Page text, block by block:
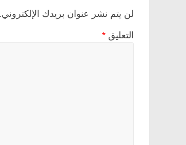
لن يتم نشر عنوان بريدك الإلكتروني.
التعليق *